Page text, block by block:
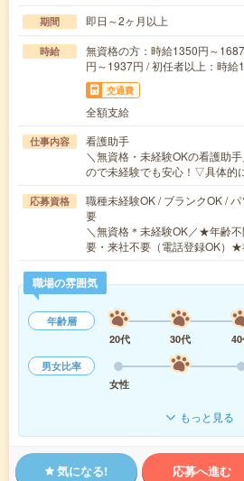
期間 即日～2ヶ月以上
時給
無資格の方：時給1350円～
円～1937円 / 初任者以上：時給
交通費
全額支給
仕事内容
看護助手
＼無資格・未経験OKの看護助
ので未経験でも安心！▽具体
応募資格
職種未経験OK / ブランクOK /
要
＼無資格＊未経験OK／★年齢
要・来社不要（電話登録OK）
職場の雰囲気
年齢層
20代
30代
男女比率
女性
もっと見る
気になる! 応募へ進む